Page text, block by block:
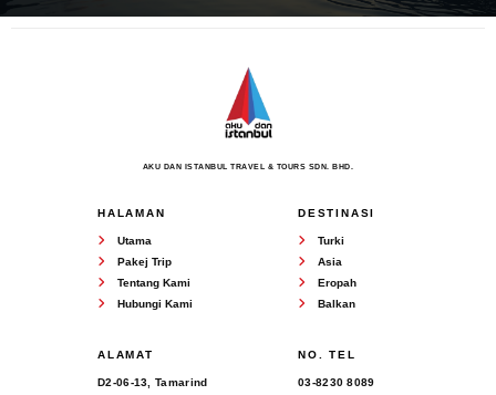
AKU DAN ISTANBUL TRAVEL & TOURS SDN. BHD.
HALAMAN
Utama
Pakej Trip
Tentang Kami
Hubungi Kami
DESTINASI
Turki
Asia
Eropah
Balkan
ALAMAT
D2-06-13, Tamarind
NO. TEL
03-8230 8089